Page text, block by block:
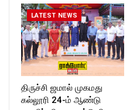
LATEST NEWS
திருச்சி ஜமால் முகமது
கல்லூரி 24-ம் ஆண்டு